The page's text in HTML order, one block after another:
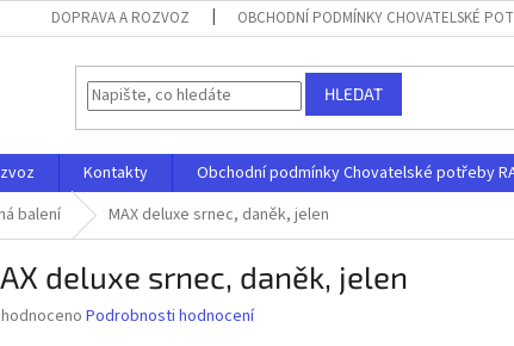
DOPRAVA A ROZVOZ OBCHODNÍ PODMÍNKY CHOVATELSKÉ
HLEDAT
Kontakty
Obchodní podmínky Chovatelské potřeby
balení MAX deluxe srnec, daněk, jelen
deluxe srnec, daněk, jelen
Podrobnosti hodnocení